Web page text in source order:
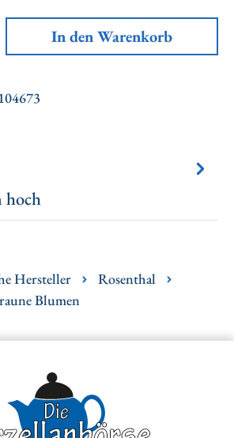
Gib den gewünschten
In den Warenkorb
104673
hoch
Hersteller
Rosenthal
Blumen